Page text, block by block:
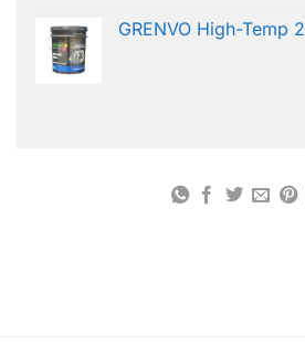
GRENVO High-Temp 2